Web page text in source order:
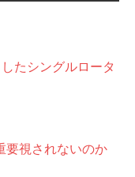
たシングルロータ
要視されないのか